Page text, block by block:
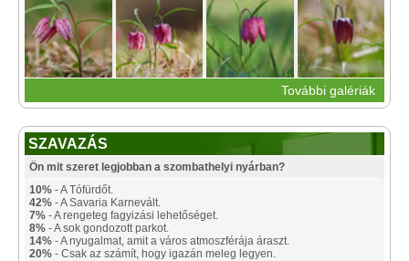
További galériák
SZAVAZÁS
Ön mit szeret legjobban a szombathelyi nyárban?
10% - A Tófürdőt.
42% - A Savaria Karnevált.
7% - A rengeteg fagyizási lehetőséget.
8% - A sok gondozott parkot.
14% - A nyugalmat, amit a város atmoszférája áraszt.
20% - Csak az számít, hogy igazán meleg legyen.